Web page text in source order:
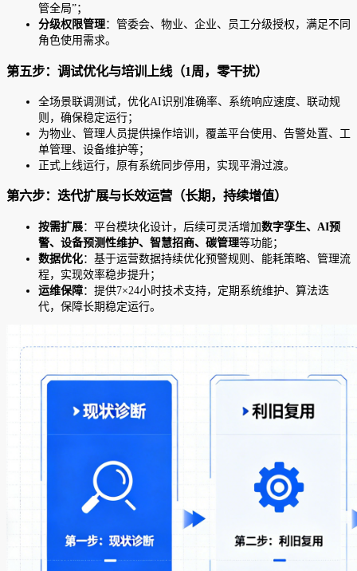
管全局”；
分级权限管理：管委会、物业、企业、员工分级授权，满足不同
角色使用需求。
第五步：调试优化与培训上线（1周，零干扰）
全场景联调测试，优化AI识别准确率、系统响应速度、联动规
则，确保稳定运行；
为物业、管理人员提供操作培训，覆盖平台使用、告警处置、工
单管理、设备维护等；
正式上线运行，原有系统同步停用，实现平滑过渡。
第六步：迭代扩展与长效运营（长期，持续增值）
按需扩展：平台模块化设计，后续可灵活增加数字孪生、AI预
警、设备预测性维护、智慧招商、碳管理等功能；
数据优化：基于运营数据持续优化预警规则、能耗策略、管理流
程，实现效率稳步提升；
运维保障：提供7×24小时技术支持，定期系统维护、算法迭
代，保障长期稳定运行。